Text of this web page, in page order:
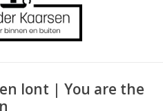
lont | You are the